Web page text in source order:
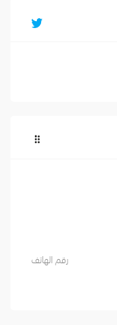
رقم الهاتف